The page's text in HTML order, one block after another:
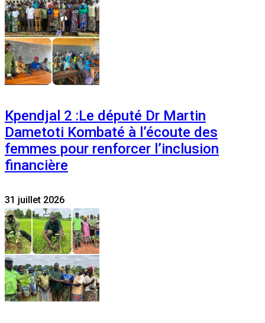
Kpendjal 2 :Le député Dr Martin
Dametoti Kombaté à l’écoute des
femmes pour renforcer l’inclusion
financière
31 juillet 2026